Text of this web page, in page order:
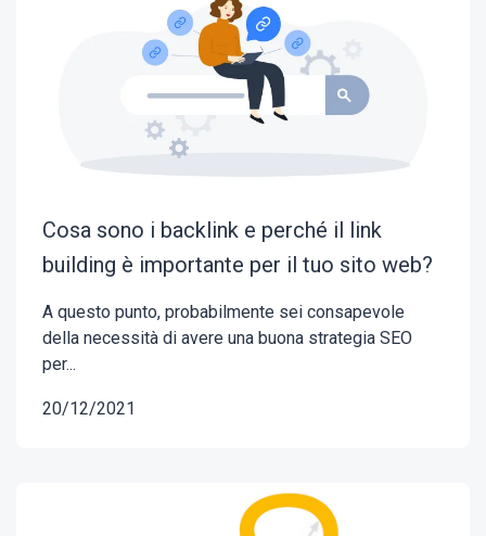
Cosa sono i backlink e perché il link
building è importante per il tuo sito web?
A questo punto, probabilmente sei consapevole
della necessità di avere una buona strategia SEO
per...
20/12/2021